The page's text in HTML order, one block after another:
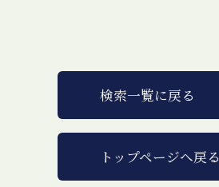
検索一覧に戻る
トップページへ戻る